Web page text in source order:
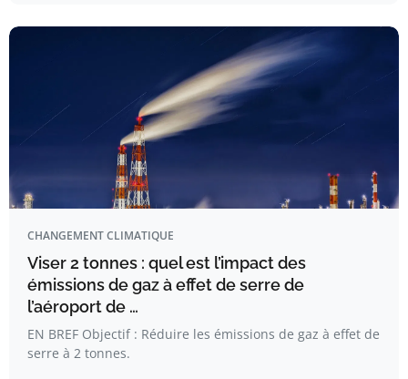
CHANGEMENT CLIMATIQUE
Viser 2 tonnes : quel est l’impact des
émissions de gaz à effet de serre de
l’aéroport de …
EN BREF Objectif : Réduire les émissions de gaz à effet de
serre à 2 tonnes.